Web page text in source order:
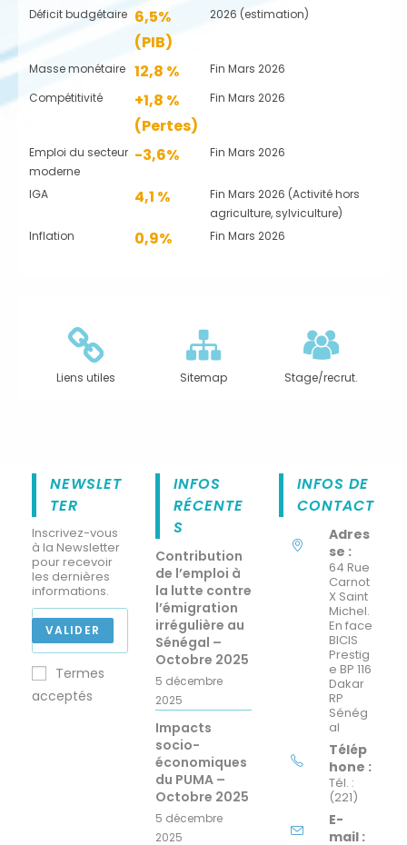
Déficit budgétaire 6,5%
(PIB)
2026 (estimation)
Masse monétaire 12,8 %
Fin Mars 2026
Compétitivité
+1,8 %
(Pertes)
Fin Mars 2026
Emploi du secteur
moderne
-3,6% Fin Mars 2026
IGA 4,1 %
Fin Mars 2026 (Activité hors
agriculture, sylviculture)
Inflation
0,9% Fin Mars 2026
Liens utiles Sitemap Stage/recrut.
NEWSLET
TER
Inscrivez-vous
à la Newsletter
pour recevoir
les dernières
informations.
VALIDER
Termes
acceptés
INFOS
RÉCENTE
S
Contribution
de l’emploi à
la lutte contre
l’émigration
irrégulière au
Sénégal –
Octobre 2025
5 décembre
2025
Impacts
socio-
économiques
du PUMA –
Octobre 2025
5 décembre
2025
INFOS DE
CONTACT
Adres
se :
64 Rue
Carnot
X Saint
Michel.
En face
BICIS
Prestig
e BP 116
Dakar
RP
Sénég
al
Télép
hone :
Tél. :
(221)
E-
mail :